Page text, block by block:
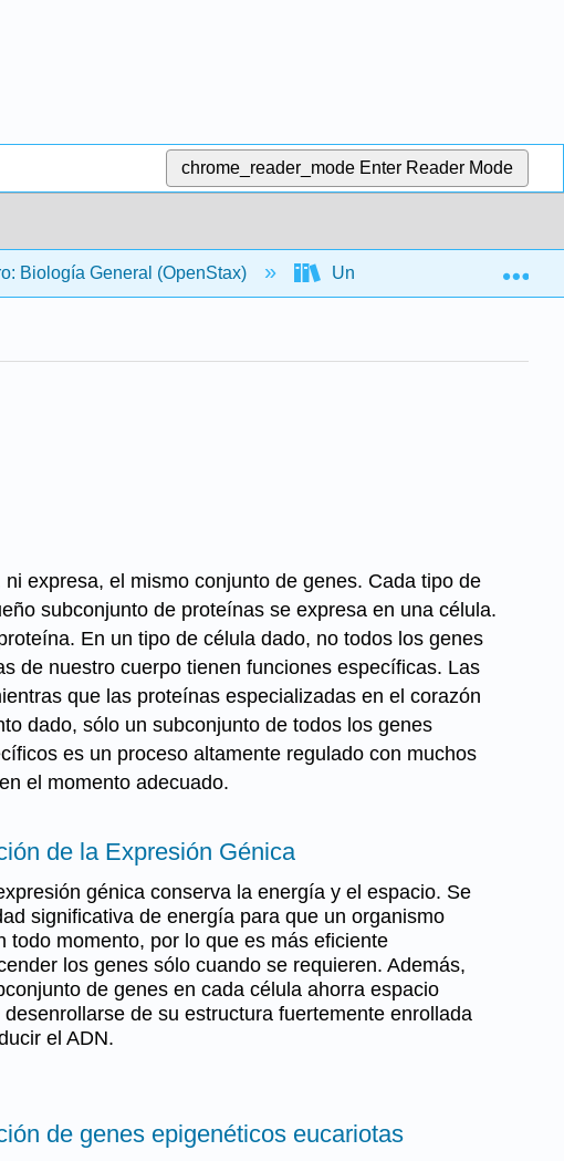
chrome_reader_mode Enter Reader Mode
Biología General (OpenStax) Unidad III: Genética
expresa, el mismo conjunto de genes. Cada tipo de
subconjunto de proteínas se expresa en una célula.
En un tipo de célula dado, no todos los genes
de nuestro cuerpo tienen funciones específicas. Las
que las proteínas especializadas en el corazón
dado, sólo un subconjunto de todos los genes
es un proceso altamente regulado con muchos
el momento adecuado.
de la Expresión Génica
génica conserva la energía y el espacio. Se
significativa de energía para que un organismo
todo momento, por lo que es más eficiente
los genes sólo cuando se requieren. Además,
de genes en cada célula ahorra espacio
de su estructura fuertemente enrollada
el ADN.
de genes epigenéticos eucariotas